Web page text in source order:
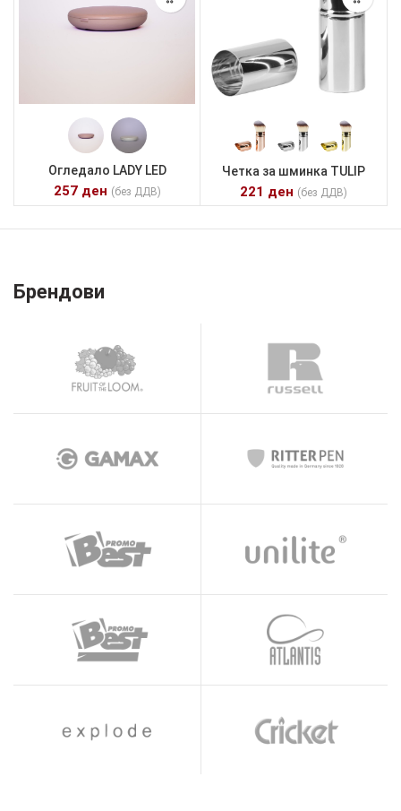
Огледало LADY LED
257 ден (без ДДВ)
Четка за шминка TULIP
221 ден (без ДДВ)
Брендови